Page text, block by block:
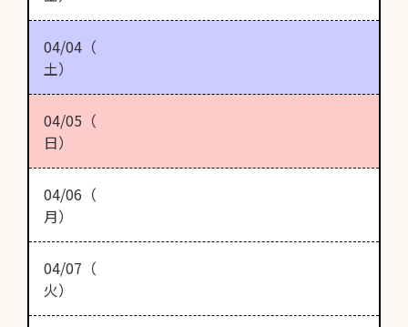
04/04（
土）
04/05（
日）
04/06（
月）
04/07（
火）